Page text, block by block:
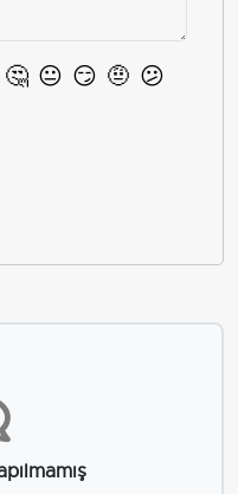
🤔 😐 😏 🤨 😕